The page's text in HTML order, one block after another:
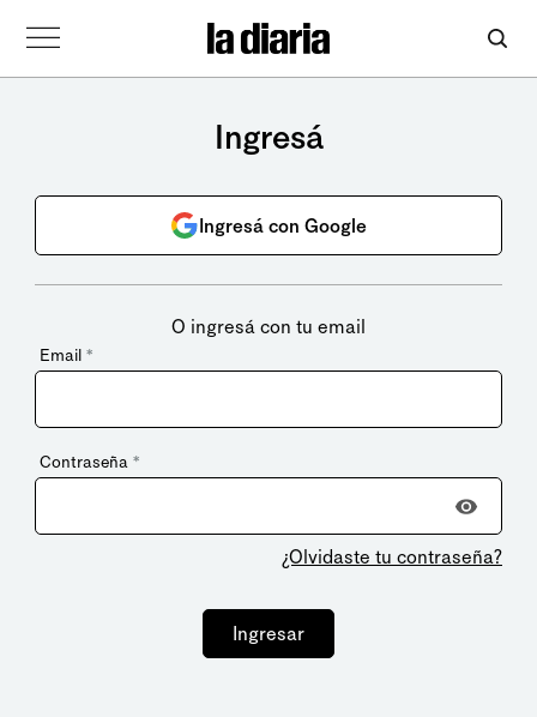
Ingresá
Ingresá con Google
O ingresá con tu email
Email *
Contraseña *
¿Olvidaste tu contraseña?
Ingresar